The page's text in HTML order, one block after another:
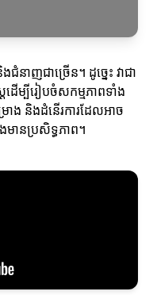
នាញជាច្រើន។ ដូច្នេះ វាជា
ើម្បីរៀបចំសកម្មភាពទាំង
និងដំនើរការដែលអាច
មានប្រសិទ្ធភាព។